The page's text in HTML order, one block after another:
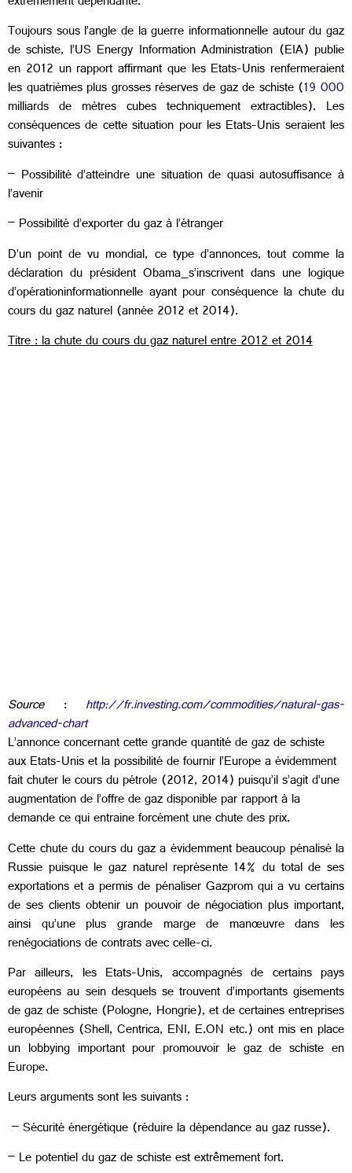
Toujours sous l’angle de la guerre informationnelle autour du gaz
de schiste, l’US Energy Information Administration (EIA) publie
en 2012 un rapport affirmant que les Etats-Unis renfermeraient
les quatrièmes plus grosses réserves de gaz de schiste (19 000
milliards de mètres cubes techniquement extractibles). Les
conséquences de cette situation pour les Etats-Unis seraient les
suivantes :
– Possibilité d’atteindre une situation de quasi autosuffisance à
l’avenir
– Possibilité d’exporter du gaz à l’étranger
D’un point de vu mondial, ce type d’annonces, tout comme la
déclaration du président Obama s’inscrivent dans une logique
d’opérationinformationnelle ayant pour conséquence la chute du
cours du gaz naturel (année 2012 et 2014).
Titre : la chute du cours du gaz naturel entre 2012 et 2014
Source: http://fr.investing.com/commodities/natural-gas-
advanced-chart
L’annonce concernant cette grande quantité de gaz de schiste
aux Etats-Unis et la possibilité de fournir l’Europe a évidemment
fait chuter le cours du pétrole (2012, 2014) puisqu’il s’agit d’une
augmentation de l’offre de gaz disponible par rapport à la
demande ce qui entraine forcément une chute des prix.
Cette chute du cours du gaz a évidemment beaucoup pénalisé la
Russie puisque le gaz naturel représente 14% du total de ses
exportations et a permis de pénaliser Gazprom qui a vu certains
de ses clients obtenir un pouvoir de négociation plus important,
ainsi qu’une plus grande marge de manœuvre dans les
renégociations de contrats avec celle-ci.
Par ailleurs, les Etats-Unis, accompagnés de certains pays
européens au sein desquels se trouvent d’importants gisements
de gaz de schiste (Pologne, Hongrie), et de certaines entreprises
européennes (Shell, Centrica, ENI, E.ON etc.) ont mis en place
un lobbying important pour promouvoir le gaz de schiste en
Europe.
Leurs arguments sont les suivants :
– Sécurité énergétique (réduire la dépendance au gaz russe).
– Le potentiel du gaz de schiste est extrêmement fort.